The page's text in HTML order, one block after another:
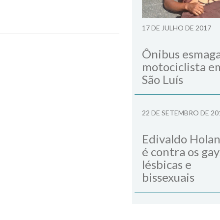
17 DE JULHO DE 2017
Ônibus
motociclista
São Luís
22 DE SETEMBRO DE
Edivaldo
é contra os
lésbicas e
bissexuais